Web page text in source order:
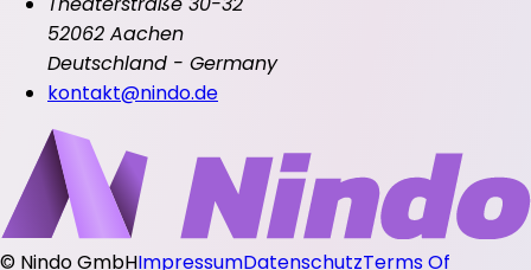
52062 Aachen
Deutschland - Germany
kontakt@nindo.de
© Nindo GmbHImpressumDatenschutzTerms Of